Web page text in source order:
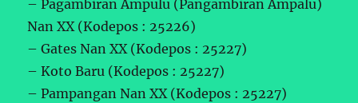
– Pagambiran Ampulu (Pangambiran Ampalu)
Nan XX (Kodepos : 25226)
– Gates Nan XX (Kodepos : 25227)
– Koto Baru (Kodepos : 25227)
– Pampangan Nan XX (Kodepos : 25227)